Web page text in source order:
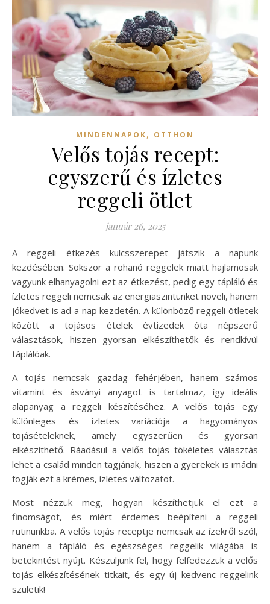
MINDENNAPOK, OTTHON
Velős tojás recept:
egyszerű és ízletes
reggeli ötlet
január 26, 2025
A reggeli étkezés kulcsszerepet játszik a napunk
kezdésében. Sokszor a rohanó reggelek miatt hajlamosak
vagyunk elhanyagolni ezt az étkezést, pedig egy tápláló és
ízletes reggeli nemcsak az energiaszintünket növeli, hanem
jókedvet is ad a nap kezdetén. A különböző reggeli ötletek
között a tojásos ételek évtizedek óta népszerű
választások, hiszen gyorsan elkészíthetők és rendkívül
táplálóak.
A tojás nemcsak gazdag fehérjében, hanem számos
vitamint és ásványi anyagot is tartalmaz, így ideális
alapanyag a reggeli készítéséhez. A velős tojás egy
különleges és ízletes variációja a hagyományos
tojásételeknek, amely egyszerűen és gyorsan
elkészíthető. Ráadásul a velős tojás tökéletes választás
lehet a család minden tagjának, hiszen a gyerekek is imádni
fogják ezt a krémes, ízletes változatot.
Most nézzük meg, hogyan készíthetjük el ezt a
finomságot, és miért érdemes beépíteni a reggeli
rutinunkba. A velős tojás receptje nemcsak az ízekről szól,
hanem a tápláló és egészséges reggelik világába is
betekintést nyújt. Készüljünk fel, hogy felfedezzük a velős
tojás elkészítésének titkait, és egy új kedvenc reggelink
születik!